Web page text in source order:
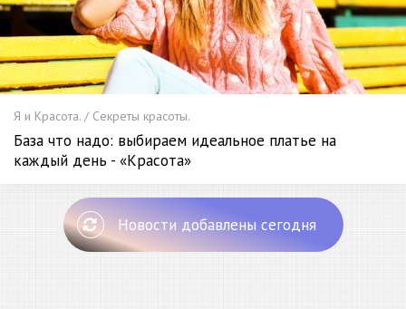
Я и Красота. / Секреты красоты.
База что надо: выбираем идеальное платье на
каждый день - «Красота»
Новости добавлены сегодня